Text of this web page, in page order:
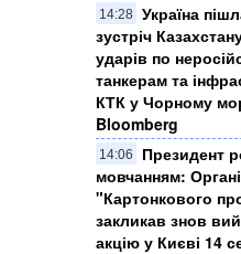
14:28 Україна
зустріч
ударів по
танкерам та
КТК у Чорному
Bloomberg
14:06
Президент
мовчанням:
"Картонкового
закликав знов
акцію у Києві 14